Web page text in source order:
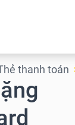
thanh toán